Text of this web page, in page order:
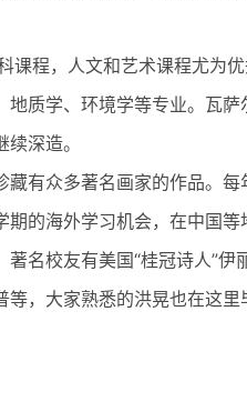
，人文和艺术课程尤为优
质学、环境学等专业。瓦
深造。
有众多著名画家的作品。每
的海外学习机会，在中国
名校友有美国“桂冠诗人”伊
，大家熟悉的洪晃也在这里